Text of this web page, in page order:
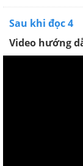
Sau khi đọc 4
Video hướng